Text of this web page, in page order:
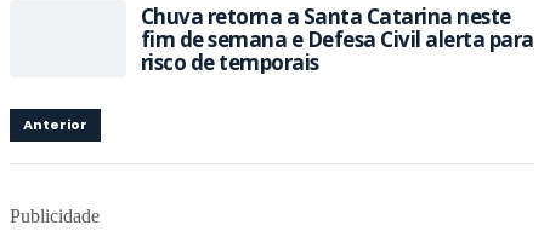
Chuva retorna a Santa Catarina neste
fim de semana e Defesa Civil alerta para
risco de temporais
Anterior
Publicidade